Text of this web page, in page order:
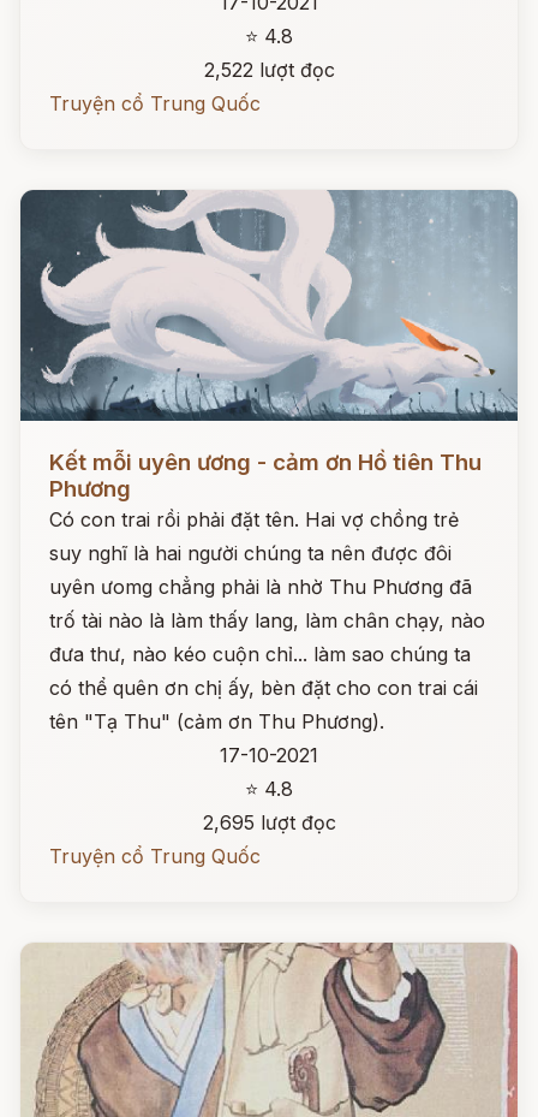
⭐ 4.8
2,522 lượt đọc
Truyện cổ Trung Quốc
Đọc ngay
Kết mỗi uyên ương - cảm ơn Hồ tiên Thu
Phương
Có con trai rồi phải đặt tên. Hai vợ chồng trẻ
suy nghĩ là hai người chúng ta nên được đôi
uyên ưomg chẳng phải là nhờ Thu Phương đã
trố tài nào là làm thấy lang, làm chân chạy, nào
đưa thư, nào kéo cuộn chỉ... làm sao chúng ta
có thể quên ơn chị ấy, bèn đặt cho con trai cái
tên "Tạ Thu" (cảm ơn Thu Phương).
17-10-2021
⭐ 4.8
2,695 lượt đọc
Truyện cổ Trung Quốc